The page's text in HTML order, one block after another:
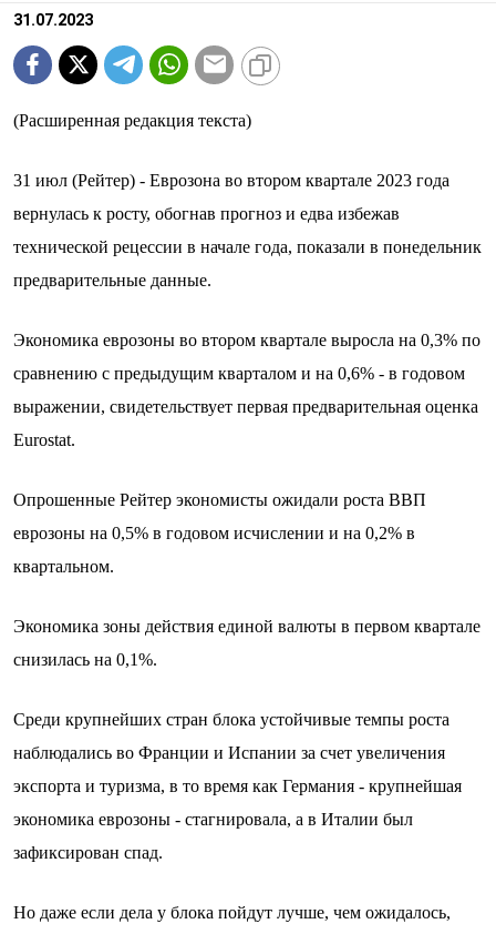
31.07.2023
(Расширенная редакция текста)
31 июл (Рейтер) - Еврозона во втором квартале 2023 года
вернулась к росту, обогнав прогноз и едва избежав
технической рецессии в начале года, показали в понедельник
предварительные данные.
Экономика еврозоны во втором квартале выросла на 0,3% по
сравнению с предыдущим кварталом и на 0,6% - в годовом
выражении, свидетельствует первая предварительная оценка
Eurostat.
Опрошенные Рейтер экономисты ожидали роста ВВП
еврозоны на 0,5% в годовом исчислении и на 0,2% в
квартальном.
Экономика зоны действия единой валюты в первом квартале
снизилась на 0,1%.
Среди крупнейших стран блока устойчивые темпы роста
наблюдались во Франции и Испании за счет увеличения
экспорта и туризма, в то время как Германия - крупнейшая
экономика еврозоны - стагнировала, а в Италии был
зафиксирован спад.
Но даже если дела у блока пойдут лучше, чем ожидалось,